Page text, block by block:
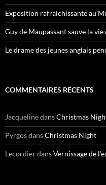
Exposition rafraichissante au
Guy de Maupassant sauve la vie
Le drame des jeunes anglais
COMMENTAIRES RÉCENTS
JacquelinedansChristmas
PyrgosdansChristmas Night
LecordierdansVernissage de